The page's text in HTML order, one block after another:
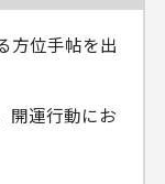
方位手帖を出
開運行動にお